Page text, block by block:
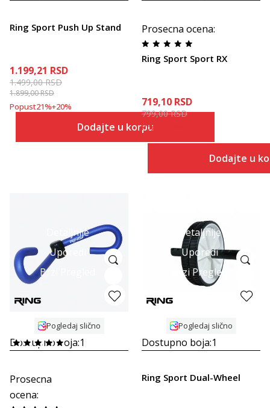
Ring Sport Push Up Stand
1.199,21 RSD
1.499,00RSD
1.899,00RSD
Popust21%+20%
Dodajte u korpu
Prosecna ocena:
Ring Sport Sport RX
719,10 RSD
799,00RSD
Popust
Dodajte u
Detaljnije
Uporedi
Brzi Pregled
Pogledaj slično
Dostupno boja:1
Prosecna
ocena:
Detaljnije
Uporedi
Brzi Pregled
Pogledaj slično
Dostupno boja:1
Ring Sport Dual-Wheel